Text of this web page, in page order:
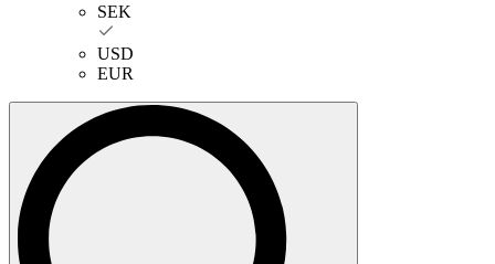
SEK
USD
EUR